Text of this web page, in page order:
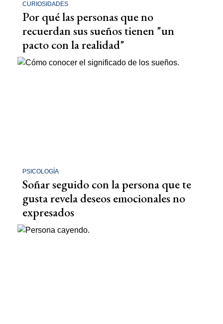
CURIOSIDADES
Por qué las personas que no
recuerdan sus sueños tienen "un
pacto con la realidad"
PSICOLOGÍA
Soñar seguido con la persona que te
gusta revela deseos emocionales no
expresados